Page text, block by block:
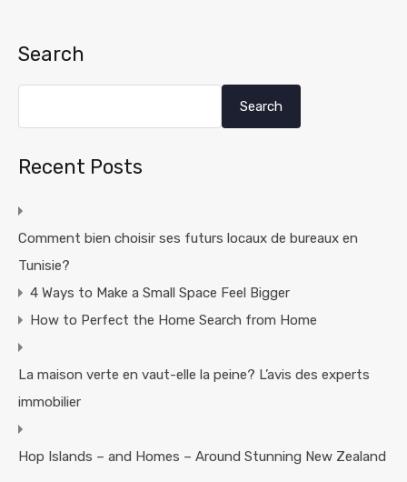
Search
Search
Recent Posts
Comment bien choisir ses futurs locaux de bureaux en
Tunisie?
4 Ways to Make a Small Space Feel Bigger
How to Perfect the Home Search from Home
La maison verte en vaut-elle la peine? L’avis des experts
immobilier
Hop Islands – and Homes – Around Stunning New Zealand